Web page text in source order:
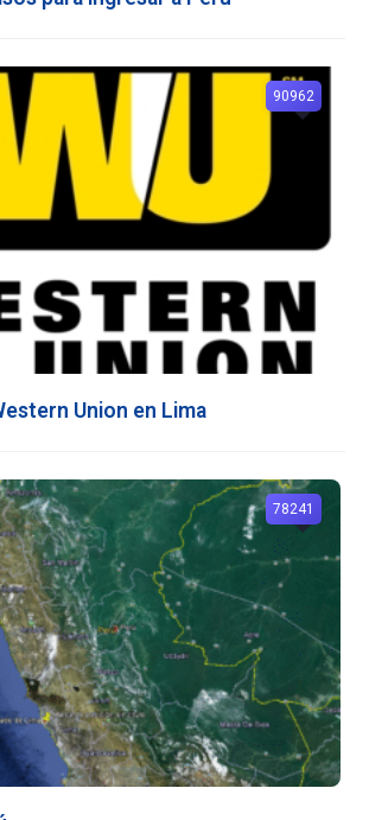
Union en Lima
90962
78241